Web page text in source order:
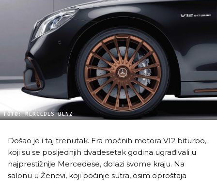
FOTO: MERCEDES-BENZ
Došao je i taj trenutak. Era moćnih motora V12 biturbo,
koji su se posljednjih dvadesetak godina ugrađivali u
najprestižnije Mercedese, dolazi svome kraju. Na
salonu u Ženevi, koji počinje sutra, osim oproštaja